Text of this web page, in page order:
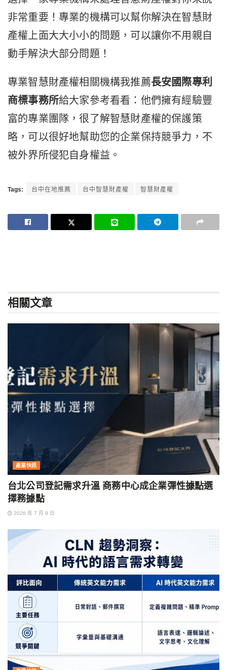
非常重要！專業的機構可以幫你解決在智慧財
產權上面大大小小的問題，可以讓你不用親自
動手解決大部分問題！
專業智慧財產權相關機構我推薦長安國際專利
商標事務所給大家參考看看：他們擁有經驗豐
富的專業團隊，很了解智慧財產權的保護策
略，可以很好地幫助您的企業保持競爭力，不
被外界所侵犯自身權益。
Tags: 台中在地推薦 台中智慧財產權 智慧財產權
相關文章
產業快訊
台北公司登記需求升溫 商務中心成企業彈性據點選
擇務據點
2026 年 7 月 9 日